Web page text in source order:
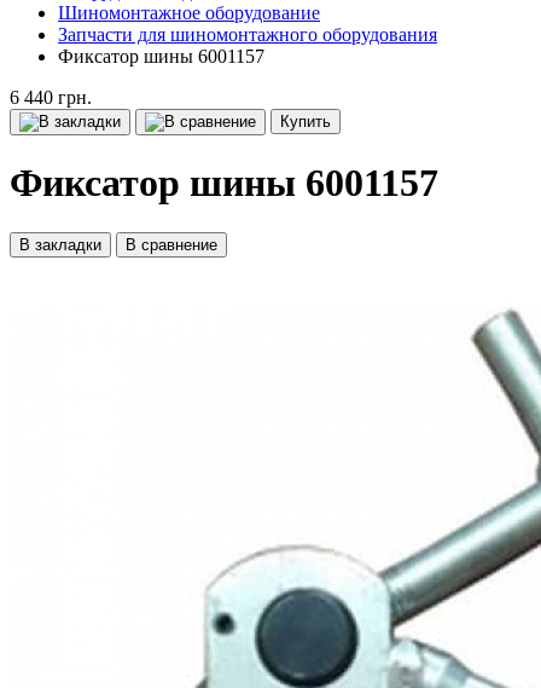
Шиномонтажное оборудование
Запчасти для шиномонтажного оборудования
Фиксатор шины 6001157
6 440 грн.
Купить
Фиксатор шины 6001157
В закладки В сравнение